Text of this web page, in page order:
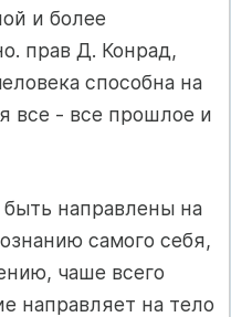
и более
прав Д. Конрад,
способна на
все - все прошлое и
направлены на
самого себя,
чаше всего
направляет на тело